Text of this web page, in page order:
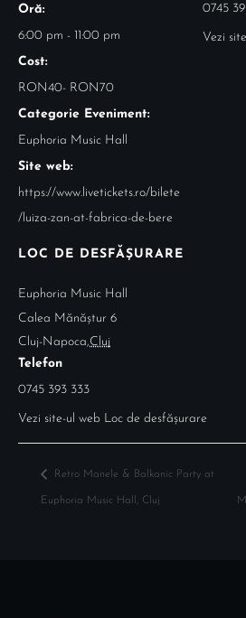
Oră:
6:00 pm - 11:00 pm
Cost:
RON40- RON70
Categorie Eveniment:
Euphoria Music Hall
Site web:
https://www.livetickets.ro/bilete
/luiza-zan-at-fabrica-de-bere
LOC DE DESFĂȘURARE
Euphoria Music Hall
Calea Mănăștur 6
Cluj-Napoca,Cluj
Telefon
0745 393 333
Vezi site-ul web Loc de desfășurare
0745
Vezi
Retro Manele & Balkanic Party at
Euphoria Music Hall, Cluj